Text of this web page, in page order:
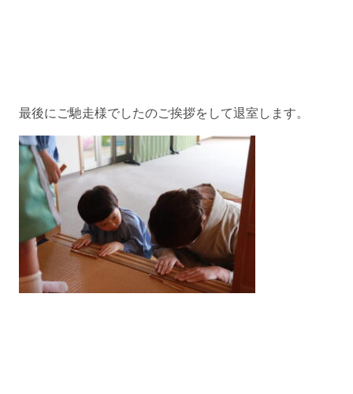
最後にご馳走様でしたのご挨拶をして退室します。